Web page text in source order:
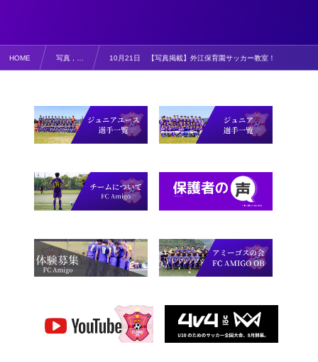
HOME 写真 , … 10月21日 【写真掲載】外江保育園サッカー教室！